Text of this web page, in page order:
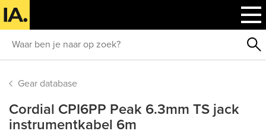
Gear database
Cordial CPI6PP Peak 6.3mm TS jack
instrumentkabel 6m